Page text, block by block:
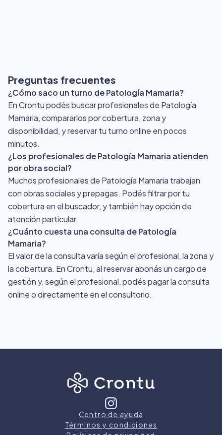
Preguntas frecuentes
¿Cómo saco un turno de Patología Mamaria?
En Crontu podés buscar profesionales de Patología
Mamaria, compararlos por cobertura, zona y
disponibilidad, y reservar tu turno online en pocos
minutos.
¿Los profesionales de Patología Mamaria atienden
por obra social?
Muchos profesionales de Patología Mamaria trabajan
con obras sociales y prepagas. Podés filtrar por tu
cobertura en el buscador, y también hay opción de
atención particular.
¿Cuánto cuesta una consulta de Patología
Mamaria?
El valor de la consulta varía según el profesional, la zona y
la cobertura. En Crontu, al reservar abonás un cargo de
gestión y, según el profesional, podés pagar la consulta
online o directamente en el consultorio.
Centro de ayuda
Términos y condiciones